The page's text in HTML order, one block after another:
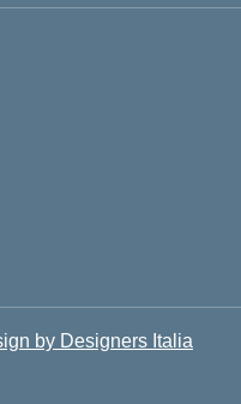
by Designers Italia